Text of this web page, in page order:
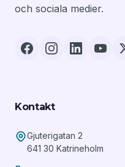
och sociala medier.
Kontakt
Gjuterigatan 2
641 30 Katrineholm